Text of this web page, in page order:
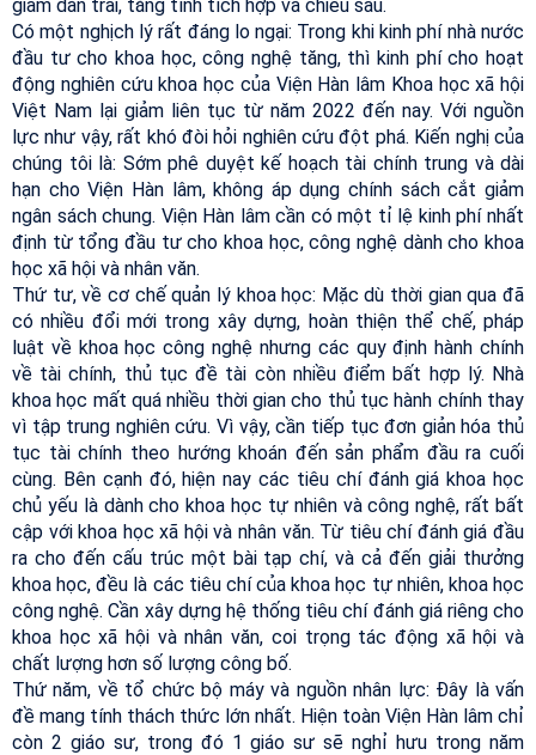
giảm dàn trải, tăng tính tích hợp và chiều sâu.
Có một nghịch lý rất đáng lo ngại: Trong khi kinh phí nhà nước
đầu tư cho khoa học, công nghệ tăng, thì kinh phí cho hoạt
động nghiên cứu khoa học của Viện Hàn lâm Khoa học xã hội
Việt Nam lại giảm liên tục từ năm 2022 đến nay. Với nguồn
lực như vậy, rất khó đòi hỏi nghiên cứu đột phá. Kiến nghị của
chúng tôi là: Sớm phê duyệt kế hoạch tài chính trung và dài
hạn cho Viện Hàn lâm, không áp dụng chính sách cắt giảm
ngân sách chung. Viện Hàn lâm cần có một tỉ lệ kinh phí nhất
định từ tổng đầu tư cho khoa học, công nghệ dành cho khoa
học xã hội và nhân văn.
Thứ tư, về cơ chế quản lý khoa học: Mặc dù thời gian qua đã
có nhiều đổi mới trong xây dựng, hoàn thiện thể chế, pháp
luật về khoa học công nghệ nhưng các quy định hành chính
về tài chính, thủ tục đề tài còn nhiều điểm bất hợp lý. Nhà
khoa học mất quá nhiều thời gian cho thủ tục hành chính thay
vì tập trung nghiên cứu. Vì vậy, cần tiếp tục đơn giản hóa thủ
tục tài chính theo hướng khoán đến sản phẩm đầu ra cuối
cùng. Bên cạnh đó, hiện nay các tiêu chí đánh giá khoa học
chủ yếu là dành cho khoa học tự nhiên và công nghệ, rất bất
cập với khoa học xã hội và nhân văn. Từ tiêu chí đánh giá đầu
ra cho đến cấu trúc một bài tạp chí, và cả đến giải thưởng
khoa học, đều là các tiêu chí của khoa học tự nhiên, khoa học
công nghệ. Cần xây dựng hệ thống tiêu chí đánh giá riêng cho
khoa học xã hội và nhân văn, coi trọng tác động xã hội và
chất lượng hơn số lượng công bố.
Thứ năm, về tổ chức bộ máy và nguồn nhân lực: Đây là vấn
đề mang tính thách thức lớn nhất. Hiện toàn Viện Hàn lâm chỉ
còn 2 giáo sư, trong đó 1 giáo sư sẽ nghỉ hưu trong năm